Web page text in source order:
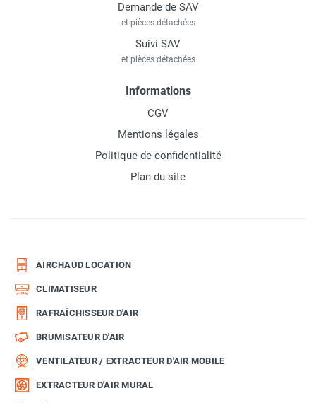
Demande de SAV
et pièces détachées
Suivi SAV
et pièces détachées
Informations
CGV
Mentions légales
Politique de confidentialité
Plan du site
AIRCHAUD LOCATION
CLIMATISEUR
RAFRAÎCHISSEUR D'AIR
BRUMISATEUR D'AIR
VENTILATEUR / EXTRACTEUR D'AIR MOBILE
EXTRACTEUR D'AIR MURAL